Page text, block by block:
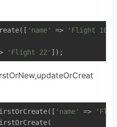
'name' => 'Flight 10'
'Flight 22'
'name' =>